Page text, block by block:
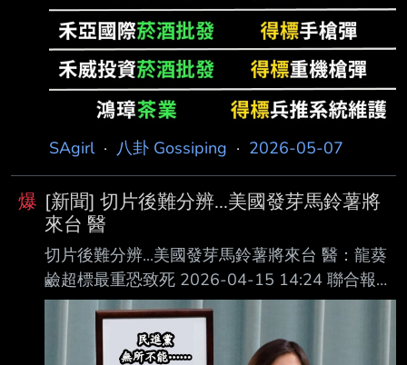
額19
SAgirl· 八卦 Gossiping · 2026-05-07
爆 [新聞] 切片後難分辨...美國發芽馬鈴薯將
來台 醫
切片後難分辨...美國發芽馬鈴薯將來台 醫：龍葵
鹼超標最重恐致死 2026-04-15 14:24 聯合報／
記者 林琮恩／台北即時報導 我國簽訂台美貿易
協定（ART），未來美國輸台馬鈴薯，若出現發
芽情況，不再整批退運 ，而是剔除後便可加工使